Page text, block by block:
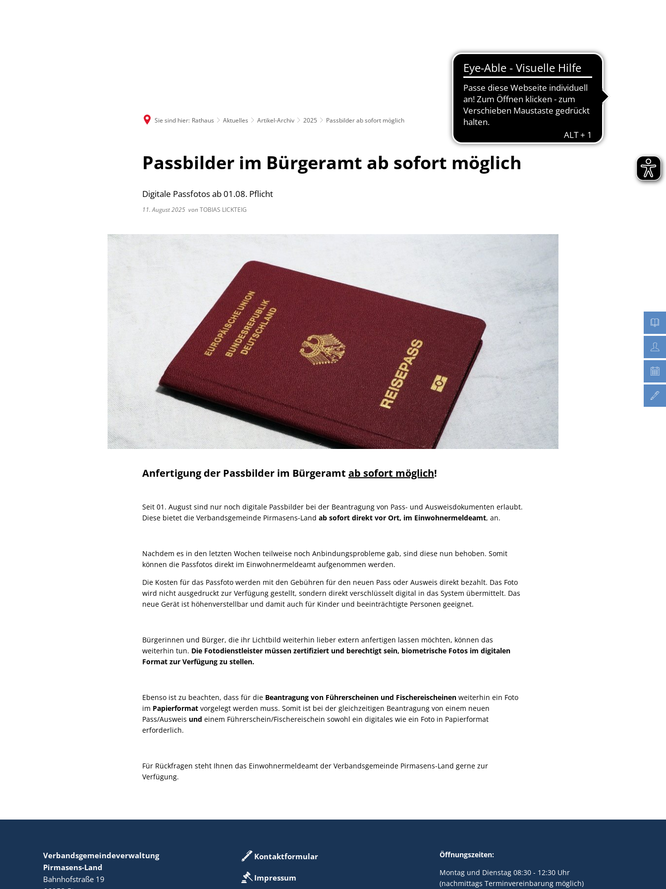
Kindertagesstätten
Sie sind hier: Rathaus Aktuelles Artikel-Archiv 2025 Passbilder ab sofort möglich
Passbilder im Bürgeramt ab sofort möglich
Digitale Passfotos ab 01.08. Pflicht
11. August 2025 vonTOBIAS LICKTEIG
Anfertigung der Passbilder im Bürgeramt ab sofort möglich!
Seit 01. August sind nur noch digitale Passbilder bei der Beantragung von Pass- und Ausweisdokumenten erlaubt.
Diese bietet die Verbandsgemeinde Pirmasens-Land ab sofort direkt vor Ort, im Einwohnermeldeamt, an.
Nachdem es in den letzten Wochen teilweise noch Anbindungsprobleme gab, sind diese nun behoben. Somit
können die Passfotos direkt im Einwohnermeldeamt aufgenommen werden.
Die Kosten für das Passfoto werden mit den Gebühren für den neuen Pass oder Ausweis direkt bezahlt. Das Foto
wird nicht ausgedruckt zur Verfügung gestellt, sondern direkt verschlüsselt digital in das System übermittelt. Das
neue Gerät ist höhenverstellbar und damit auch für Kinder und beeinträchtigte Personen geeignet.
Bürgerinnen und Bürger, die ihr Lichtbild weiterhin lieber extern anfertigen lassen möchten, können das
weiterhin tun. Die Fotodienstleister müssen zertifiziert und berechtigt sein, biometrische Fotos im digitalen
Format zur Verfügung zu stellen.
Ebenso ist zu beachten, dass für die Beantragung von Führerscheinen und Fischereischeinen weiterhin ein Foto
im Papierformat vorgelegt werden muss. Somit ist bei der gleichzeitigen Beantragung von einem neuen
Pass/Ausweis und einem Führerschein/Fischereischein sowohl ein digitales wie ein Foto in Papierformat
erforderlich.
Für Rückfragen steht Ihnen das Einwohnermeldeamt der Verbandsgemeinde Pirmasens-Land gerne zur
Verfügung.
Verbandsgemeindeverwaltung
Pirmasens-Land
Bahnhofstraße 19
Kontaktformular
Impressum
Öffnungszeiten:
Montag und Dienstag 08:30 - 12:30 Uhr
(nachmittags Terminvereinbarung möglich)